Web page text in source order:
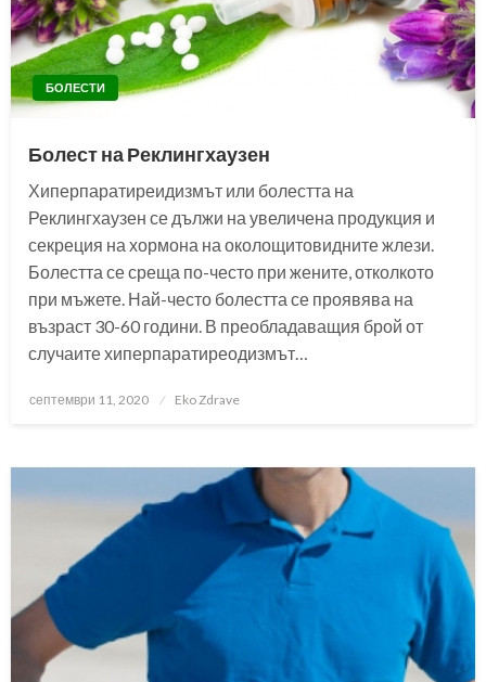
БОЛЕСТИ
Болест на Реклингхаузен
Хиперпаратиреидизмът или болестта на
Реклингхаузен се дължи на увеличена продукция и
секреция на хормона на околощитовидните жлези.
Болестта се среща по-често при жените, отколкото
при мъжете. Най-често болестта се проявява на
възраст 30-60 години. В преобладаващия брой от
случаите хиперпаратиреодизмът…
Posted
септември 11, 2020 Eko Zdrave